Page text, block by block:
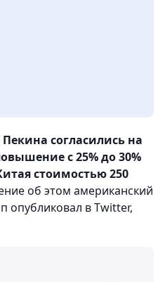
согласились на
с 25% до 30%
стоимостью 250
об этом американский
опубликовал в Twitter,